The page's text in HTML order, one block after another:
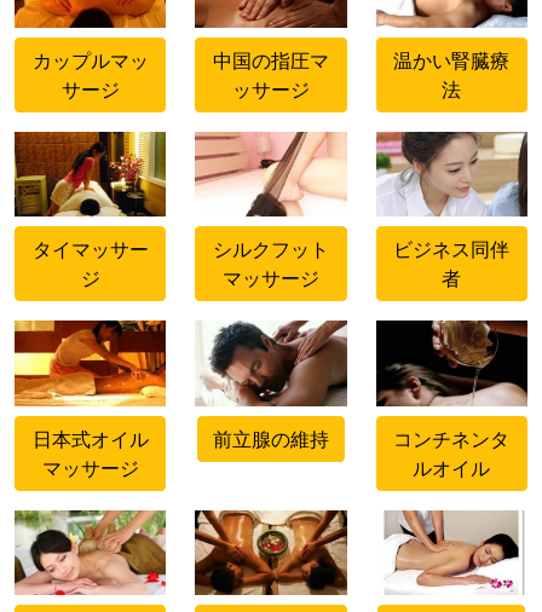
カップルマッ
サージ
中国の指圧マ
ッサージ
温かい腎臓療
法
500x500
タイマッサー
ジ
500x500
シルクフット
マッサージ
500x500
ビジネス同伴
者
500x500
日本式オイル
マッサージ
500x500
前立腺の維持
500x500
コンチネンタ
ルオイル
500x500 500x500 500x500